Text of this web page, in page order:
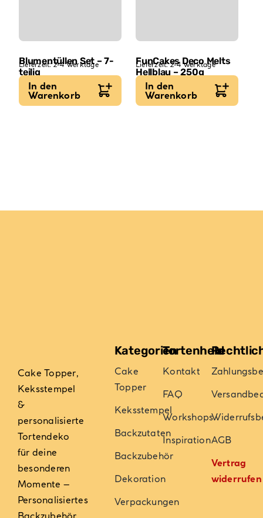
Blumentüllen Set – 7-
teilig
19,99€
Lieferzeit:2-4 Werktage
In den
Warenkorb
FunCakes Deco Melts
Hellblau – 250g
4,29€17,04
Lieferzeit:2-4 Werktage
In den
Warenkorb
Cake Topper,
Keksstempel
&
personalisierte
Tortendeko
für deine
besonderen
Momente –
Personalisiertes
Kategorien
Cake
Topper
Keksstempel
Backzutaten
Backzubehör
Dekoration
Verpackungen
Tortenheld
Kontakt
FAQ
Workshops
InspirationAGB
Vertrag
widerrufen